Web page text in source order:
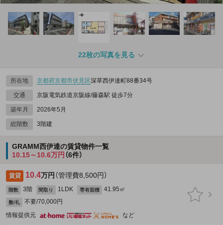
22枚の写真を見る
所在地 京都府京都市伏見区深草西伊達町88番34号
交通 京阪電気鉄道京阪線/藤森駅 徒歩7分
築年月 2026年5月
総階数 3階建
GRAMM西伊達の賃貸物件一覧
10.15～10.6万円 （6件）
賃貸 10.4万円 （管理費8,500円）
階数 3階 間取り 1LDK 専有面積 41.95㎡
敷/礼
不要/70,000円
情報提供元
など